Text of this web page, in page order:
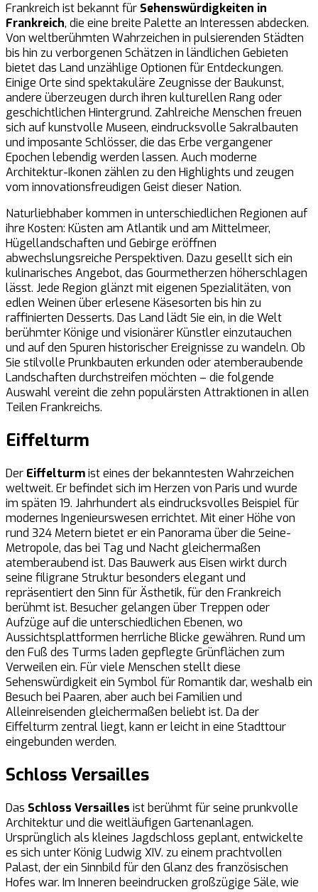
Frankreich ist bekannt für Sehenswürdigkeiten in
Frankreich, die eine breite Palette an Interessen abdecken.
Von weltberühmten Wahrzeichen in pulsierenden Städten
bis hin zu verborgenen Schätzen in ländlichen Gebieten
bietet das Land unzählige Optionen für Entdeckungen.
Einige Orte sind spektakuläre Zeugnisse der Baukunst,
andere überzeugen durch ihren kulturellen Rang oder
geschichtlichen Hintergrund. Zahlreiche Menschen freuen
sich auf kunstvolle Museen, eindrucksvolle Sakralbauten
und imposante Schlösser, die das Erbe vergangener
Epochen lebendig werden lassen. Auch moderne
Architektur-Ikonen zählen zu den Highlights und zeugen
vom innovationsfreudigen Geist dieser Nation.
Naturliebhaber kommen in unterschiedlichen Regionen auf
ihre Kosten: Küsten am Atlantik und am Mittelmeer,
Hügellandschaften und Gebirge eröffnen
abwechslungsreiche Perspektiven. Dazu gesellt sich ein
kulinarisches Angebot, das Gourmetherzen höherschlagen
lässt. Jede Region glänzt mit eigenen Spezialitäten, von
edlen Weinen über erlesene Käsesorten bis hin zu
raffinierten Desserts. Das Land lädt Sie ein, in die Welt
berühmter Könige und visionärer Künstler einzutauchen
und auf den Spuren historischer Ereignisse zu wandeln. Ob
Sie stilvolle Prunkbauten erkunden oder atemberaubende
Landschaften durchstreifen möchten – die folgende
Auswahl vereint die zehn populärsten Attraktionen in allen
Teilen Frankreichs.
Eiffelturm
Der Eiffelturmist eines der bekanntesten Wahrzeichen
weltweit. Er befindet sich im Herzen von Paris und wurde
im späten 19. Jahrhundert als eindrucksvolles Beispiel für
modernes Ingenieurswesen errichtet. Mit einer Höhe von
rund 324 Metern bietet er ein Panorama über die Seine-
Metropole, das bei Tag und Nacht gleichermaßen
atemberaubend ist. Das Bauwerk aus Eisen wirkt durch
seine filigrane Struktur besonders elegant und
repräsentiert den Sinn für Ästhetik, für den Frankreich
berühmt ist. Besucher gelangen über Treppen oder
Aufzüge auf die unterschiedlichen Ebenen, wo
Aussichtsplattformen herrliche Blicke gewähren. Rund um
den Fuß des Turms laden gepflegte Grünflächen zum
Verweilen ein. Für viele Menschen stellt diese
Sehenswürdigkeit ein Symbol für Romantik dar, weshalb ein
Besuch bei Paaren, aber auch bei Familien und
Alleinreisenden gleichermaßen beliebt ist. Da der
Eiffelturm zentral liegt, kann er leicht in eine Stadttour
eingebunden werden.
Schloss Versailles
Das Schloss Versailles ist berühmt für seine prunkvolle
Architektur und die weitläufigen Gartenanlagen.
Ursprünglich als kleines Jagdschloss geplant, entwickelte
es sich unter König Ludwig XIV. zu einem prachtvollen
Palast, der ein Sinnbild für den Glanz des französischen
Hofes war. Im Inneren beeindrucken großzügige Säle, wie